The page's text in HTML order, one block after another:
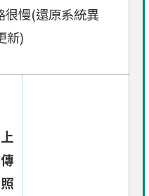
很慢(還原系統異
新)
上
傳
照